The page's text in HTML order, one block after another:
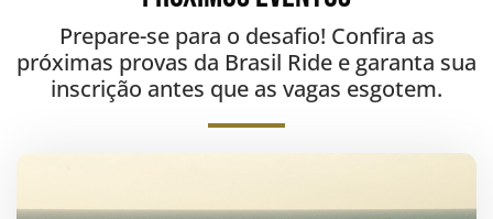
Prepare-se para o desafio! Confira as
próximas provas da Brasil Ride e garanta sua
inscrição antes que as vagas esgotem.